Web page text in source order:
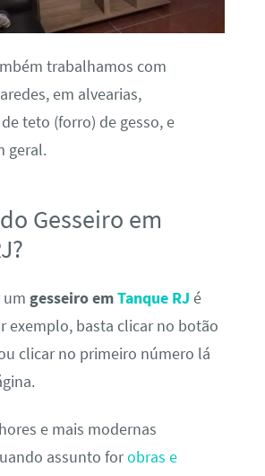
trabalhamos com
em alvearias,
teto (forro) de gesso, e
geral.
Gesseiro em
um gesseiro emTanque RJ é
exemplo, basta clicar no botão
clicar no primeiro número lá
e mais modernas
assunto forobras e